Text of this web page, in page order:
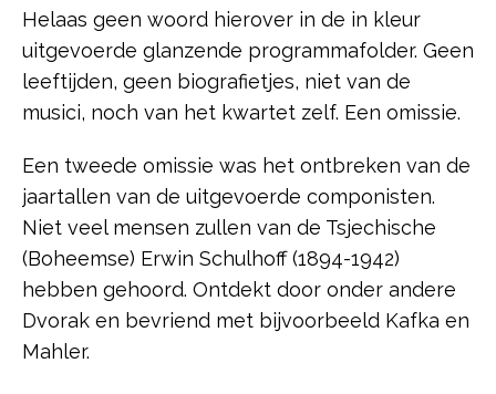
Helaas geen woord hierover in de in kleur
uitgevoerde glanzende programmafolder. Geen
leeftijden, geen biografietjes, niet van de
musici, noch van het kwartet zelf. Een omissie.
Een tweede omissie was het ontbreken van de
jaartallen van de uitgevoerde componisten.
Niet veel mensen zullen van de Tsjechische
(Boheemse) Erwin Schulhoff (1894-1942)
hebben gehoord. Ontdekt door onder andere
Dvorak en bevriend met bijvoorbeeld Kafka en
Mahler.